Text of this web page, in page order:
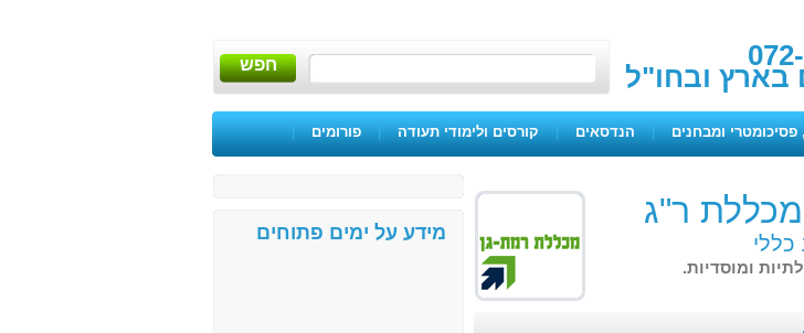
בארץ ובחו"ל חפש
פסיכומטרי ומבחנים | הנדסאים | קורסים ולימודי תעודה | פורומים |
ר"ג
כללי
ומוסדיות.
מידע על ימים פתוחים